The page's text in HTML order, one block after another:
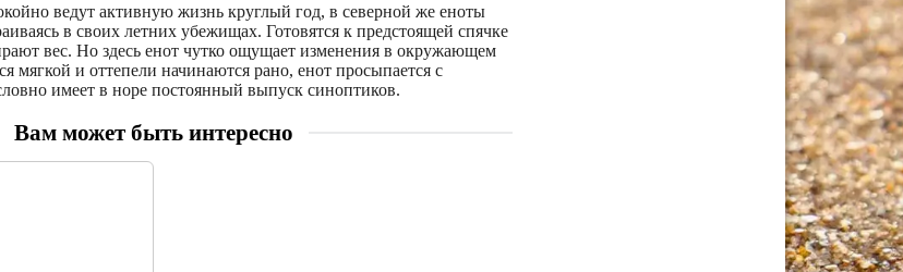
ведут активную жизнь круглый год, в северной же еноты
в своих летних убежищах. Готовятся к предстоящей спячке
вес. Но здесь енот чутко ощущает изменения в окружающем
мягкой и оттепели начинаются рано, енот просыпается с
имеет в норе постоянный выпуск синоптиков.
Вам может быть интересно